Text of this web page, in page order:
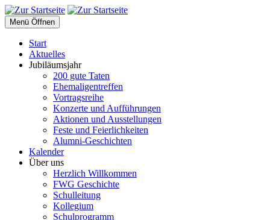
Menü Öffnen
Start
Aktuelles
Jubiläumsjahr
200 gute Taten
Ehemaligentreffen
Vortragsreihe
Konzerte und Aufführungen
Aktionen und Ausstellungen
Feste und Feierlichkeiten
Alumni-Geschichten
Kalender
Über uns
Herzlich Willkommen
FWG Geschichte
Schulleitung
Kollegium
Schulprogramm